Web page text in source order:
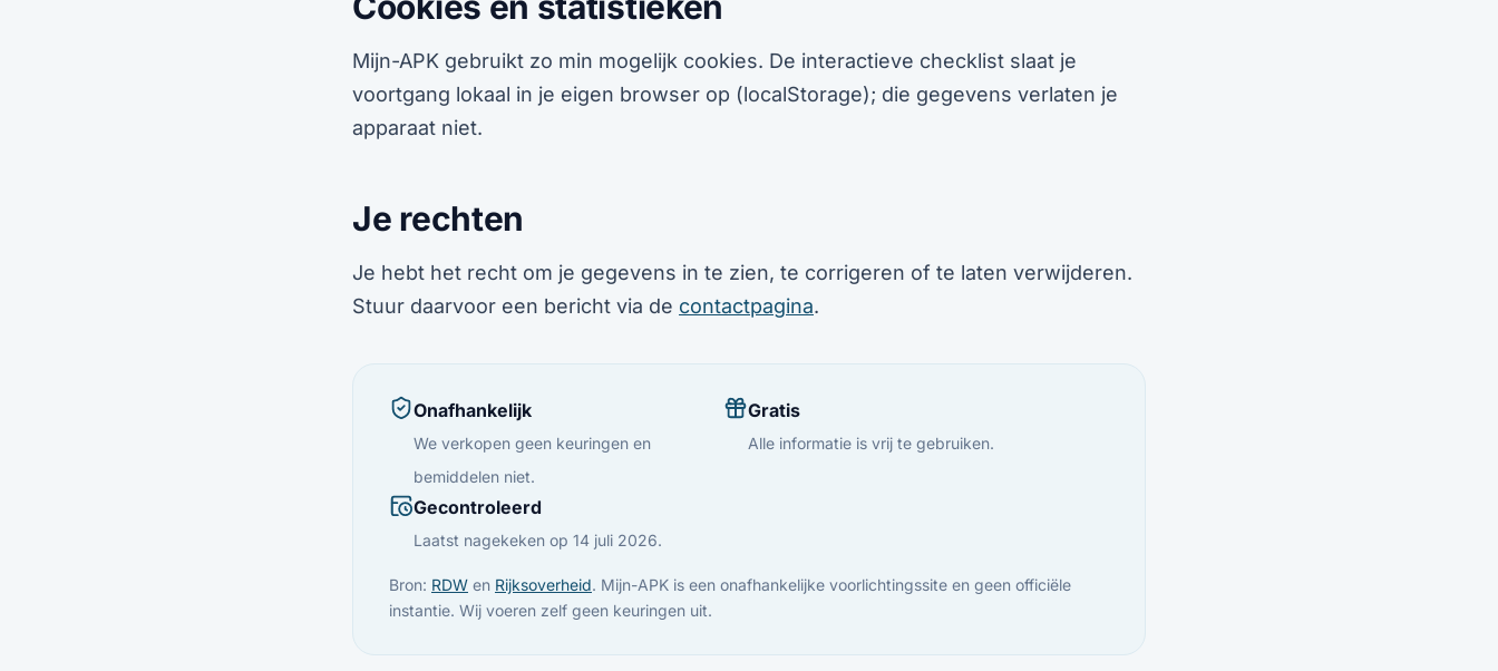
Mijn-APK gebruikt zo min mogelijk cookies. De interactieve checklist slaat je
voortgang lokaal in je eigen browser op (localStorage); die gegevens verlaten je
apparaat niet.
Je rechten
Je hebt het recht om je gegevens in te zien, te corrigeren of te laten verwijderen.
Stuur daarvoor een bericht via de contactpagina.
Onafhankelijk
We verkopen geen keuringen en
bemiddelen niet.
Gratis
Alle informatie is vrij te gebruiken.
Gecontroleerd
Laatst nagekeken op 14 juli 2026.
Bron: RDW en Rijksoverheid. Mijn-APK is een onafhankelijke voorlichtingssite en geen officiële
instantie. Wij voeren zelf geen keuringen uit.